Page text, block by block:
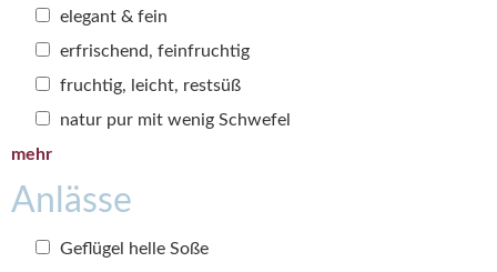
elegant & fein
erfrischend, feinfruchtig
fruchtig, leicht, restsüß
natur pur mit wenig Schwefel
mehr
Anlässe
Geflügel helle Soße